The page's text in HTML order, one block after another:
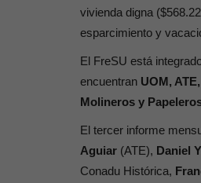
vivienda digna
esparcimiento y
El FreSU está
encuentran UOM,
Molineros y
El tercer informe
Aguiar (ATE), Daniel
Conadu Histórica,